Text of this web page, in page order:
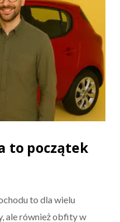
to początek
to dla wielu
ale również obfity w